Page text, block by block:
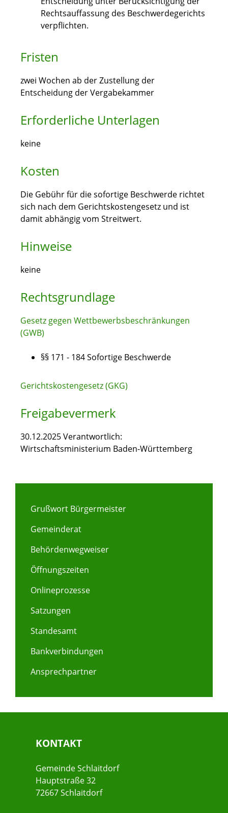
Rechtsauffassung des Beschwerdegerichts
verpflichten.
Fristen
zwei Wochen ab der Zustellung der
Entscheidung der Vergabekammer
Erforderliche Unterlagen
keine
Kosten
Die Gebühr für die sofortige Beschwerde richtet
sich nach dem Gerichtskostengesetz und ist
damit abhängig vom Streitwert.
Hinweise
keine
Rechtsgrundlage
Gesetz gegen Wettbewerbsbeschränkungen
(GWB)
§§ 171 - 184Sofortige Beschwerde
Gerichtskostengesetz (GKG)
Freigabevermerk
30.12.2025 Verantwortlich:
Wirtschaftsministerium Baden-Württemberg
Grußwort Bürgermeister
Gemeinderat
Behördenwegweiser
Öffnungszeiten
Onlineprozesse
Satzungen
Standesamt
Bankverbindungen
Ansprechpartner
KONTAKT
Gemeinde Schlaitdorf
Hauptstraße 32
72667 Schlaitdorf